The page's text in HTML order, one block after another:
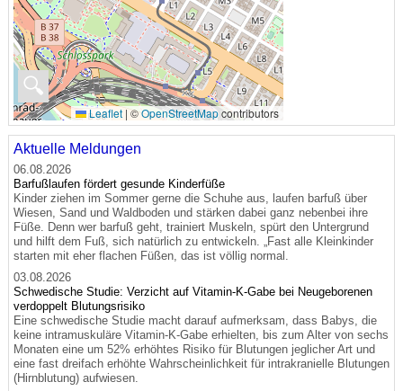
🔍
Leaflet | ©OpenStreetMapcontributors
Aktuelle Meldungen
06.08.2026
Barfußlaufen fördert gesunde Kinderfüße
Kinder ziehen im Sommer gerne die Schuhe aus, laufen barfuß über
Wiesen, Sand und Waldboden und stärken dabei ganz nebenbei ihre
Füße. Denn wer barfuß geht, trainiert Muskeln, spürt den Untergrund
und hilft dem Fuß, sich natürlich zu entwickeln. „Fast alle Kleinkinder
starten mit eher flachen Füßen, das ist völlig normal.
03.08.2026
Schwedische Studie: Verzicht auf Vitamin-K-Gabe bei Neugeborenen
verdoppelt Blutungsrisiko
Eine schwedische Studie macht darauf aufmerksam, dass Babys, die
keine intramuskuläre Vitamin-K-Gabe erhielten, bis zum Alter von sechs
Monaten eine um 52% erhöhtes Risiko für Blutungen jeglicher Art und
eine fast dreifach erhöhte Wahrscheinlichkeit für intrakranielle Blutungen
(Hirnblutung) aufwiesen.